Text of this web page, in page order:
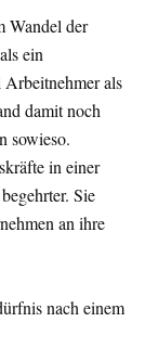
Wandel der
ein
als
damit noch
sowieso.
in einer
Sie
an ihre
nach einem